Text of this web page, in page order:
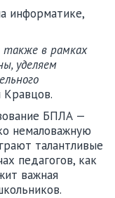
информатике,
также в рамках
уделяем
Кравцов.
БПЛА —
немаловажную
талантливые
педагогов, как
важная